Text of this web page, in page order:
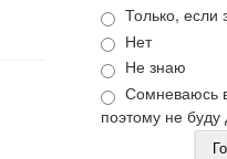
Только, если
Нет
Не знаю
Сомневаюсь
поэтому не буду